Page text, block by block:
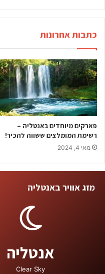
כתבות אחרונות
פארקים מיוחדים באנטליה –
רשימת המומלצים ששווה להכיר!
מאי 4, 2024
מזג אוויר באנטליה
אנטליה
Clear Sky